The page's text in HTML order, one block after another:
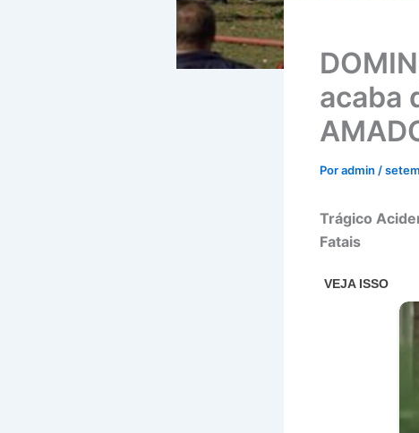
acaba
Poradmin /
Trágico
Fatais